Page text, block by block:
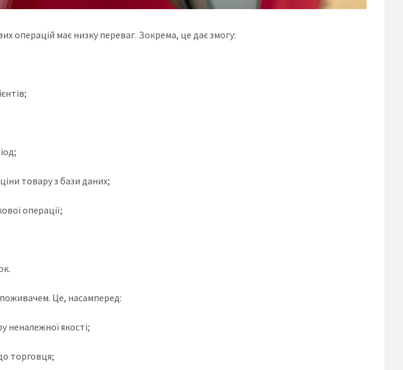
операцій має низку переваг. Зокрема, це дає змогу:
товару з бази даних;
операції;
Це, насамперед:
неналежної якості;
торговця;